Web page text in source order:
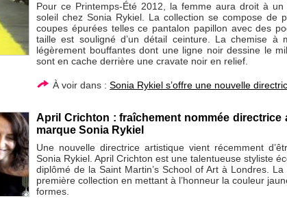
Pour ce Printemps-Été 2012, la femme aura droit à un
soleil chez Sonia Rykiel. La collection se compose de
coupes épurées telles ce pantalon papillon avec des
taille est souligné d’un détail ceinture. La chemise à
légèrement bouffantes dont une ligne noir dessine le
sont en cache derrière une cravate noir en relief.
À voir dans :Sonia Rykiel s’offre une nouvelle
April Crichton : fraîchement nommée directrice
marque Sonia Rykiel
Une nouvelle directrice artistique vient récemment
Sonia Rykiel. April Crichton est une talentueuse styliste
diplômé de la Saint Martin’s School of Art à Londres.
première collection en mettant à l’honneur la couleur
formes.